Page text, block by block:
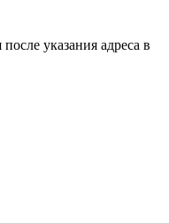
указания адреса в